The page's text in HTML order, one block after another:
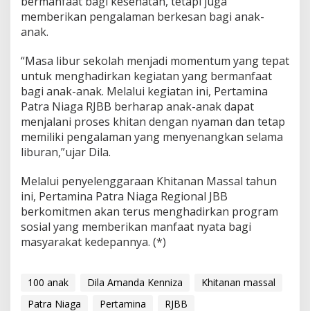
memberikan pengalaman berkesan bagi anak-
anak.
“Masa libur sekolah menjadi momentum yang tepat
untuk menghadirkan kegiatan yang bermanfaat
bagi anak-anak. Melalui kegiatan ini, Pertamina
Patra Niaga RJBB berharap anak-anak dapat
menjalani proses khitan dengan nyaman dan tetap
memiliki pengalaman yang menyenangkan selama
liburan,”ujar Dila.
Melalui penyelenggaraan Khitanan Massal tahun
ini, Pertamina Patra Niaga Regional JBB
berkomitmen akan terus menghadirkan program
sosial yang memberikan manfaat nyata bagi
masyarakat kedepannya. (*)
100 anak Dila Amanda Kenniza
Khitanan massal
Patra Niaga
Pertamina RJBB